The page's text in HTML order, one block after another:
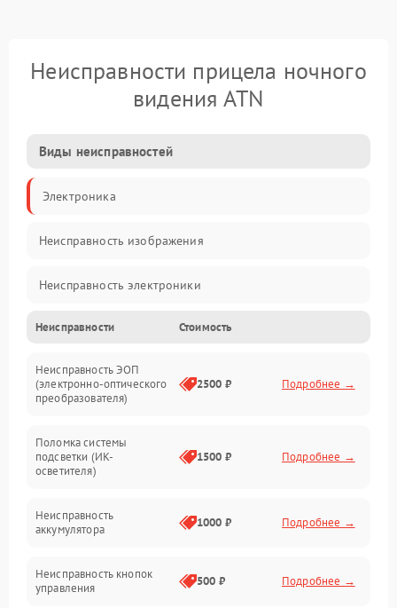
Неисправности прицела ночного
видения ATN
Виды неисправностей
Электроника
Неисправность изображения
Неисправность электроники
Механические повреждения
Неисправность управления
Оптика
Неисправности Стоимость
Неисправность ЭОП
(электронно-оптического
преобразователя)
2500 ₽ Подробнее →
Поломка системы
подсветки (ИК-
осветителя)
1500 ₽ Подробнее →
Неисправность
аккумулятора
1000 ₽ Подробнее →
Неисправность кнопок
управления
500 ₽ Подробнее →